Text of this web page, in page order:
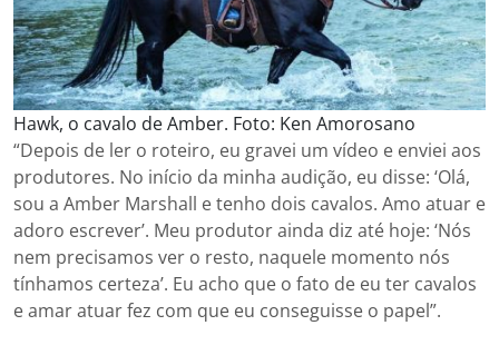
Hawk, o cavalo de Amber. Foto: Ken Amorosano
“Depois de ler o roteiro, eu gravei um vídeo e enviei aos
produtores. No início da minha audição, eu disse: ‘Olá,
sou a Amber Marshall e tenho dois cavalos. Amo atuar e
adoro escrever’. Meu produtor ainda diz até hoje: ‘Nós
nem precisamos ver o resto, naquele momento nós
tínhamos certeza’. Eu acho que o fato de eu ter cavalos
e amar atuar fez com que eu conseguisse o papel”.